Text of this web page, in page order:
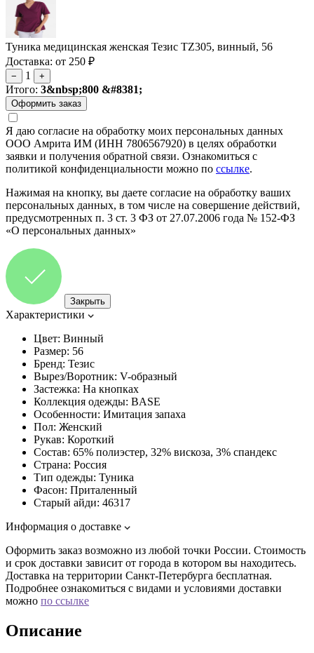
Туника медицинская женская Тезис TZ305, винный, 56
Доставка: от 250 ₽
− 1 +
Итого: 3&nbsp;800 &#8381;
Я даю согласие на обработку моих персональных данных
ООО Амрита ИМ (ИНН 7806567920) в целях обработки
заявки и получения обратной связи. Ознакомиться с
политикой конфиденциальности можно по ссылке.
Нажимая на кнопку, вы даете согласие на обработку ваших
персональных данных, в том числе на совершение действий,
предусмотренных п. 3 ст. 3 ФЗ от 27.07.2006 года № 152-ФЗ
«О персональных данных»
Закрыть
Характеристики
Цвет: Винный
Размер: 56
Бренд: Тезис
Вырез/Воротник: V-образный
Застежка: На кнопках
Коллекция одежды: BASE
Особенности: Имитация запаха
Пол: Женский
Рукав: Короткий
Состав: 65% полиэстер, 32% вискоза, 3% спандекс
Страна: Россия
Тип одежды: Туника
Фасон: Приталенный
Старый айди: 46317
Информация о доставке
Оформить заказ возможно из любой точки России. Стоимость
и срок доставки зависит от города в котором вы находитесь.
Доставка на территории Санкт-Петербурга бесплатная.
Подробнее ознакомиться с видами и условиями доставки
можно по ссылке
Описание